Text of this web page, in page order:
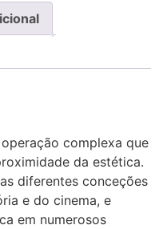
complexa que
da estética.
diferentes conceções
e do cinema, e
em numerosos